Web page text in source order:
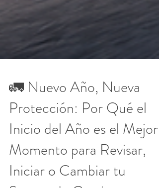
🚛 Nuevo Año, Nueva
Protección: Por Qué el